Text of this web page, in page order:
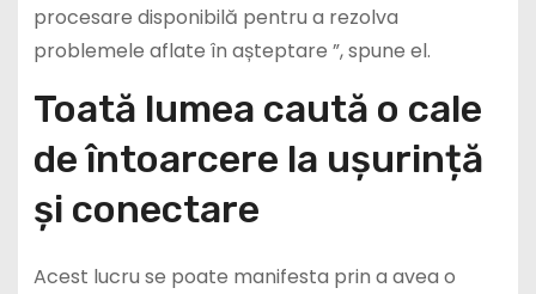
procesare disponibilă pentru a rezolva
problemele aflate în așteptare ”, spune el.
Toată lumea caută o cale
de întoarcere la ușurință
și conectare
Acest lucru se poate manifesta prin a avea o